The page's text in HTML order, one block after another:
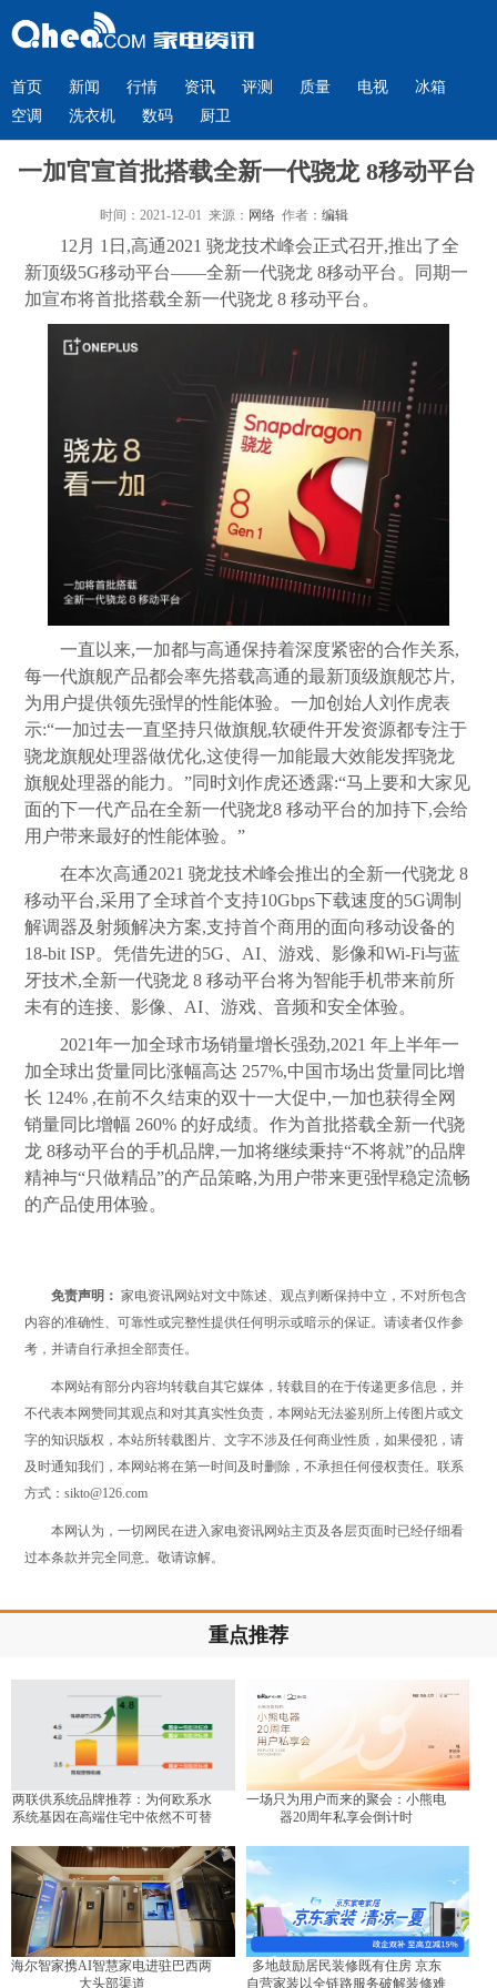
首页 新闻 行情 资讯 评测 质量 电视
冰箱
空调
洗衣机 数码 厨卫
一加官宣首批搭载全新一代骁龙 8移动平台
时间：2021-12-01 来源： 网络作者： 编辑
12月 1日,高通2021 骁龙技术峰会正式召开,推出了全
新顶级5G移动平台——全新一代骁龙 8移动平台。同期一
加宣布将首批搭载全新一代骁龙 8 移动平台。
一直以来,一加都与高通保持着深度紧密的合作关系,
每一代旗舰产品都会率先搭载高通的最新顶级旗舰芯片,
为用户提供领先强悍的性能体验。一加创始人刘作虎表
示:“一加过去一直坚持只做旗舰,软硬件开发资源都专注于
骁龙旗舰处理器做优化,这使得一加能最大效能发挥骁龙
旗舰处理器的能力。”同时刘作虎还透露:“马上要和大家见
面的下一代产品在全新一代骁龙8 移动平台的加持下,会给
用户带来最好的性能体验。”
在本次高通2021 骁龙技术峰会推出的全新一代骁龙 8
移动平台,采用了全球首个支持10Gbps下载速度的5G调制
解调器及射频解决方案,支持首个商用的面向移动设备的
18-bit ISP。凭借先进的5G、AI、游戏、影像和Wi-Fi与蓝
牙技术,全新一代骁龙 8 移动平台将为智能手机带来前所
未有的连接、影像、AI、游戏、音频和安全体验。
2021年一加全球市场销量增长强劲,2021 年上半年一
加全球出货量同比涨幅高达 257%,中国市场出货量同比增
长 124% ,在前不久结束的双十一大促中,一加也获得全网
销量同比增幅 260% 的好成绩。作为首批搭载全新一代骁
龙 8移动平台的手机品牌,一加将继续秉持“不将就”的品牌
精神与“只做精品”的产品策略,为用户带来更强悍稳定流畅
的产品使用体验。
免责声明： 家电资讯网站对文中陈述、观点判断保持中立，不对所包含
内容的准确性、可靠性或完整性提供任何明示或暗示的保证。请读者仅作参
考，并请自行承担全部责任。
本网站有部分内容均转载自其它媒体，转载目的在于传递更多信息，并
不代表本网赞同其观点和对其真实性负责，本网站无法鉴别所上传图片或文
字的知识版权，本站所转载图片、文字不涉及任何商业性质，如果侵犯，请
及时通知我们，本网站将在第一时间及时删除，不承担任何侵权责任。联系
方式：sikto@126.com
本网认为，一切网民在进入家电资讯网站主页及各层页面时已经仔细看
过本条款并完全同意。敬请谅解。
重点推荐
两联供系统品牌推荐：为何欧系水
系统基因在高端住宅中依然不可替
一场只为用户而来的聚会：小熊电
器20周年私享会倒计时
海尔智家携AI智慧家电进驻巴西两
大头部渠道
多地鼓励居民装修既有住房 京东
自营家装以全链路服务破解装修难